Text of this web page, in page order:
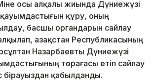
осы алқалы жиында Дүниежүзі
құру, оның
басшы органдарын сайлау
Қазақстан Республикасының
Назарбаевты Дүниежүзі
төрағасы етіп сайлау
бірауыздан қабылданды.